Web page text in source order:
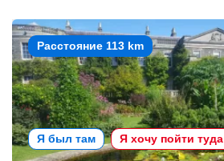
Расстояние 113 km
Я был там Я хочу пойти туда